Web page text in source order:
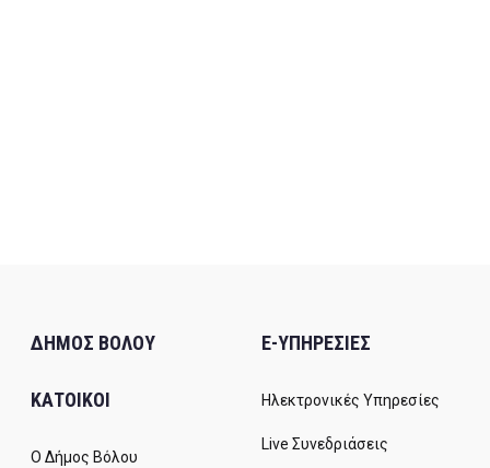
ΔΗΜΟΣ ΒΟΛΟΥ
ΚΑΤΟΙΚΟΙ
Ο Δήμος Βόλου
E-ΥΠΗΡΕΣΙΕΣ
Ηλεκτρονικές Υπηρεσίες
Live Συνεδριάσεις